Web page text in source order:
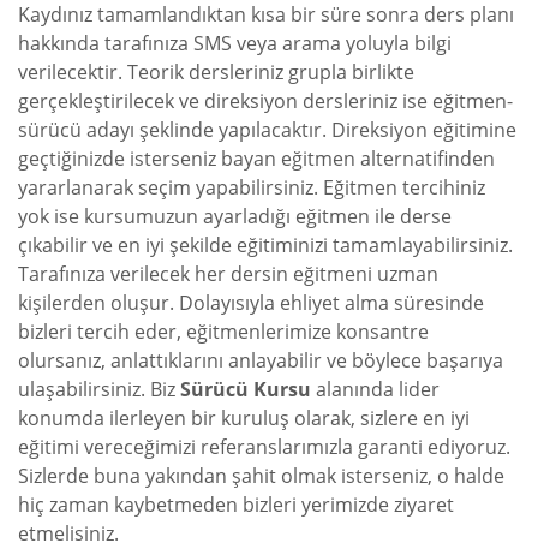
Kaydınız tamamlandıktan kısa bir süre sonra ders planı
hakkında tarafınıza SMS veya arama yoluyla bilgi
verilecektir. Teorik dersleriniz grupla birlikte
gerçekleştirilecek ve direksiyon dersleriniz ise eğitmen-
sürücü adayı şeklinde yapılacaktır. Direksiyon eğitimine
geçtiğinizde isterseniz bayan eğitmen alternatifinden
yararlanarak seçim yapabilirsiniz. Eğitmen tercihiniz
yok ise kursumuzun ayarladığı eğitmen ile derse
çıkabilir ve en iyi şekilde eğitiminizi tamamlayabilirsiniz.
Tarafınıza verilecek her dersin eğitmeni uzman
kişilerden oluşur. Dolayısıyla ehliyet alma süresinde
bizleri tercih eder, eğitmenlerimize konsantre
olursanız, anlattıklarını anlayabilir ve böylece başarıya
ulaşabilirsiniz. BizSürücü Kursu alanında lider
konumda ilerleyen bir kuruluş olarak, sizlere en iyi
eğitimi vereceğimizi referanslarımızla garanti ediyoruz.
Sizlerde buna yakından şahit olmak isterseniz, o halde
hiç zaman kaybetmeden bizleri yerimizde ziyaret
etmelisiniz.